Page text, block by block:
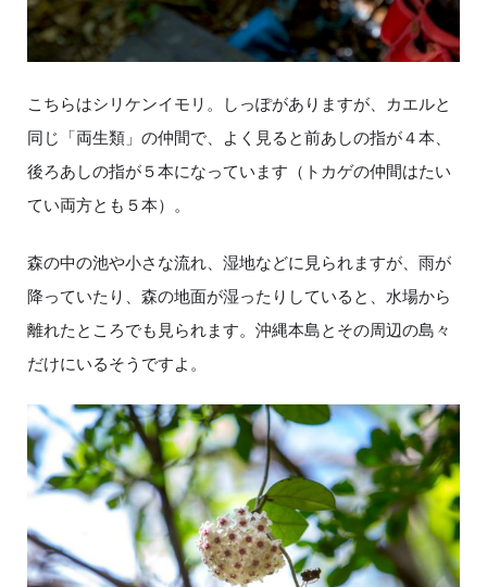
こちらはシリケンイモリ。しっぽがありますが、カエルと
同じ「両生類」の仲間で、よく見ると前あしの指が４本、
後ろあしの指が５本になっています（トカゲの仲間はたい
てい両方とも５本）。
森の中の池や小さな流れ、湿地などに見られますが、雨が
降っていたり、森の地面が湿ったりしていると、水場から
離れたところでも見られます。沖縄本島とその周辺の島々
だけにいるそうですよ。